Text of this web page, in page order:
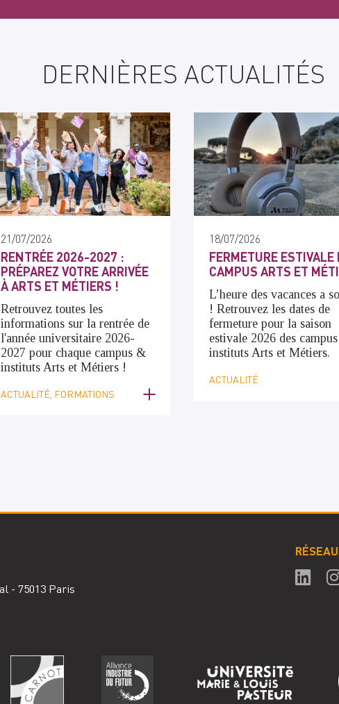
DERNIÈRES ACTUALITÉS
21/07/2026
RENTRÉE 2026-2027 :
PRÉPAREZ VOTRE ARRIVÉE
À ARTS ET MÉTIERS !
Retrouvez toutes les
informations sur la rentrée de
l'année universitaire 2026-
2027 pour chaque campus &
instituts Arts et Métiers !
ACTUALITÉ, FORMATIONS
18/07/2026
FERMETURE ESTIVALE
CAMPUS ARTS ET
L’heure des vacances a
! Retrouvez les dates de
fermeture pour la saison
estivale 2026 des
instituts Arts et Métiers.
ACTUALITÉ
- 75013 Paris